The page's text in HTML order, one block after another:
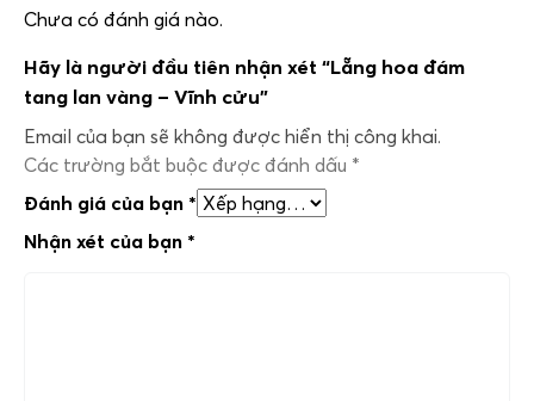
Chưa có đánh giá nào.
Hãy là người đầu tiên nhận xét “Lẵng hoa đám
tang lan vàng – Vĩnh cửu”
Email của bạn sẽ không được hiển thị công khai.
Các trường bắt buộc được đánh dấu *
Đánh giá của bạn *
Nhận xét của bạn *